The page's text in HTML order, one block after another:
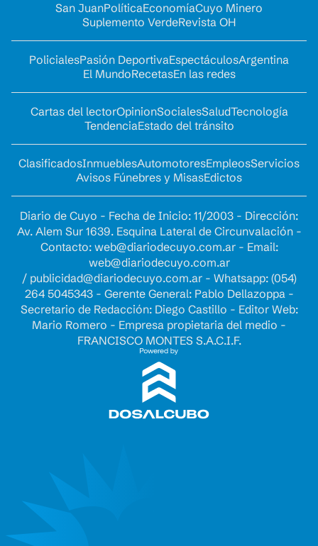
San JuanPolíticaEconomíaCuyo Minero
Suplemento VerdeRevista OH
PolicialesPasión DeportivaEspectáculosArgentina
El MundoRecetasEn las redes
Cartas del lectorOpinionSocialesSaludTecnología
TendenciaEstado del tránsito
ClasificadosInmueblesAutomotoresEmpleosServicios
Avisos Fúnebres y MisasEdictos
Diario de Cuyo - Fecha de Inicio: 11/2003 - Dirección:
Av. Alem Sur 1639. Esquina Lateral de Circunvalación -
Contacto: web@diariodecuyo.com.ar- Email:
web@diariodecuyo.com.ar
/ publicidad@diariodecuyo.com.ar- Whatsapp: (054)
264 5045343 - Gerente General: Pablo Dellazoppa -
Secretario de Redacción: Diego Castillo - Editor Web:
Mario Romero - Empresa propietaria del medio -
FRANCISCO MONTES S.A.C.I.F.